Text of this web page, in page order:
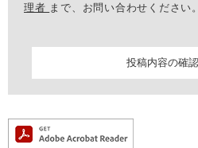
理者 まで、お問い合わせください。